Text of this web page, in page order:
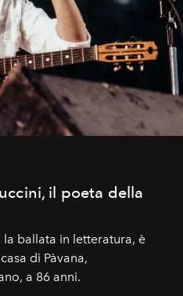
il poeta della
ballata in letteratura, è
di Pàvana,
a 86 anni.